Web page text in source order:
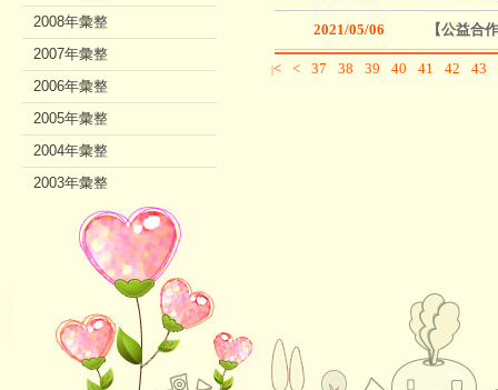
2021/05/06 【公益合
|< < 37 38 39 40 41 42 43
2008年彙整
2007年彙整
2006年彙整
2005年彙整
2004年彙整
2003年彙整
2002年彙整